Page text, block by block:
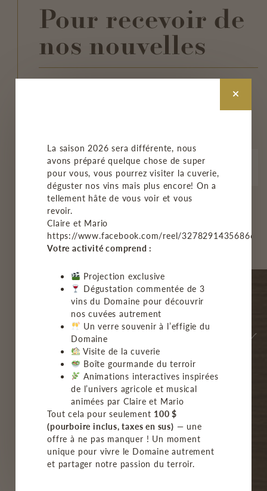
Pour recevoir de
nos nouvelles
M'INSCRIRE
ACCUEIL
LE VIGNOBLE
NOS VINS
La saison 2026 sera différente, nous
avons préparé quelque chose de super
pour vous, vous pourrez visiter la cuverie,
déguster nos vins mais plus encore! On a
tellement hâte de vous voir et vous
revoir.
Claire et Mario
https://www.facebook.com/reel/3278291435686678
Votre activité comprend :
Projection exclusive
Dégustation commentée de 3
vins du Domaine pour découvrir
nos cuvées autrement
Un verre souvenir à l’effigie du
Domaine
Visite de la cuverie
Boîte gourmande du terroir
Animations interactives inspirées
de l’univers agricole et musical
animées par Claire et Mario
Tout cela pour seulement 100 $
(pourboire inclus, taxes en sus) — une
offre à ne pas manquer ! Un moment
unique pour vivre le Domaine autrement
et partager notre passion du terroir.